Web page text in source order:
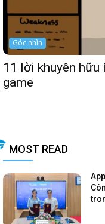
Góc nhìn
11 lời khuyên hữu
game
MOST READ